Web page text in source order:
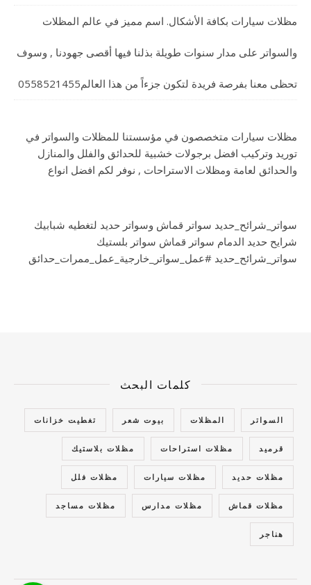
مظلات سيارات بكافة الأشكال. اسم مميز في عالم المظلات
والسواتر على مدار سنوات طويلة بذلنا فيها أقصى جهودنا , وسوف
تحظى معنا بفرصة فريدة لتكون جزءاً من هذا العالم0558521455
مظلات سيارات متخصصون في مؤسستنا للمظلات والسواتر في
توريد وتركيب افضل برجولات خشبية للحدائق والفلل والمنازل
والحدائق لعامة ومظلات الاستراحات , نوفر لكم افضل انواع
سواتر_شرائح_حديد سواتر قماش وسواتر حديد لتغطيه شبابيك
شرايح حديد الدمام سواتر قماش سواتر بلستيك
سواتر_شرائح_حديد #عمل_سواتر_خارجية_عمل_ممرات_حدائق
كلمات البحث
السواتر المظلات بيوت شعر تغطيت خزانات
قرميد مظلات استراحات مظلات بلاستيك
مظلات حديد مظلات سيارات مظلات فلل
مظلات قماش مظلات مدارس مظلات مساجد
هناجر